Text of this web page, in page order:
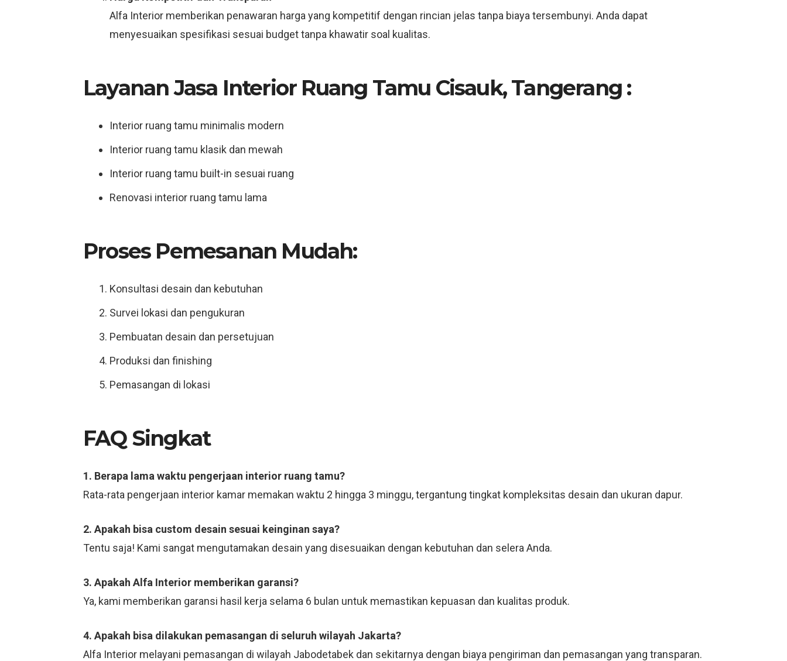
Alfa Interior memberikan penawaran harga yang kompetitif dengan rincian jelas tanpa biaya tersembunyi. Anda dapat
menyesuaikan spesifikasi sesuai budget tanpa khawatir soal kualitas.
Layanan Jasa Interior Ruang Tamu Cisauk,Tangerang :
Interior ruang tamu minimalis modern
Interior ruang tamu klasik dan mewah
Interior ruang tamu built-in sesuai ruang
Renovasi interior ruang tamu lama
Proses Pemesanan Mudah:
Konsultasi desain dan kebutuhan
Survei lokasi dan pengukuran
Pembuatan desain dan persetujuan
Produksi dan finishing
Pemasangan di lokasi
FAQ Singkat
1. Berapa lama waktu pengerjaan interior ruang tamu?
Rata-rata pengerjaan interior kamar memakan waktu 2 hingga 3 minggu, tergantung tingkat kompleksitas desain dan ukuran dapur.
2. Apakah bisa custom desain sesuai keinginan saya?
Tentu saja! Kami sangat mengutamakan desain yang disesuaikan dengan kebutuhan dan selera Anda.
3. Apakah Alfa Interior memberikan garansi?
Ya, kami memberikan garansi hasil kerja selama 6 bulan untuk memastikan kepuasan dan kualitas produk.
4. Apakah bisa dilakukan pemasangan di seluruh wilayah Jakarta?
Alfa Interior melayani pemasangan di wilayah Jabodetabek dan sekitarnya dengan biaya pengiriman dan pemasangan yang transparan.